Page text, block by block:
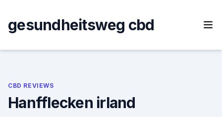
content
gesundheitsweg cbd
CBD REVIEWS
Hanfflecken irland